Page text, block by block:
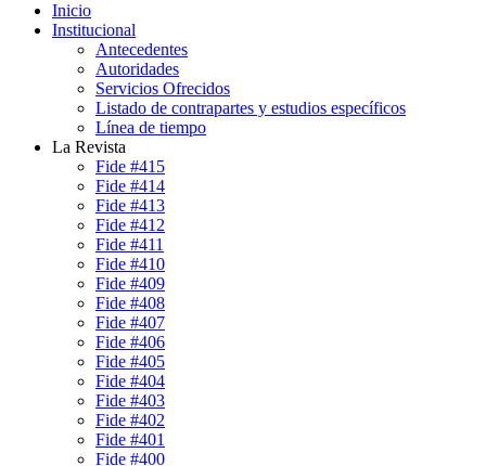
Inicio
Institucional
Antecedentes
Autoridades
Servicios Ofrecidos
Listado de contrapartes y estudios específicos
Línea de tiempo
La Revista
Fide #415
Fide #414
Fide #413
Fide #412
Fide #411
Fide #410
Fide #409
Fide #408
Fide #407
Fide #406
Fide #405
Fide #404
Fide #403
Fide #402
Fide #401
Fide #400